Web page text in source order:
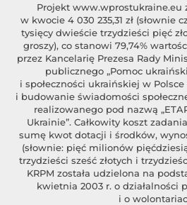
Projekt www.wprostukraine.eu
w kwocie 4 030 235,31 zł (słownie
tysięcy dwieście trzydzieści pięć
groszy), co stanowi 79,74%
przez Kancelarię Prezesa Rady
publicznego „Pomoc
i społeczności ukraińskiej w
i budowanie świadomości
realizowanego pod nazwą
Ukrainie”. Całkowity koszt
sumę kwot dotacji i środków,
(słownie: pięć milionów
trzydzieści sześć złotych i
KRPM została udzielona na
kwietnia 2003 r. o działalności
i o